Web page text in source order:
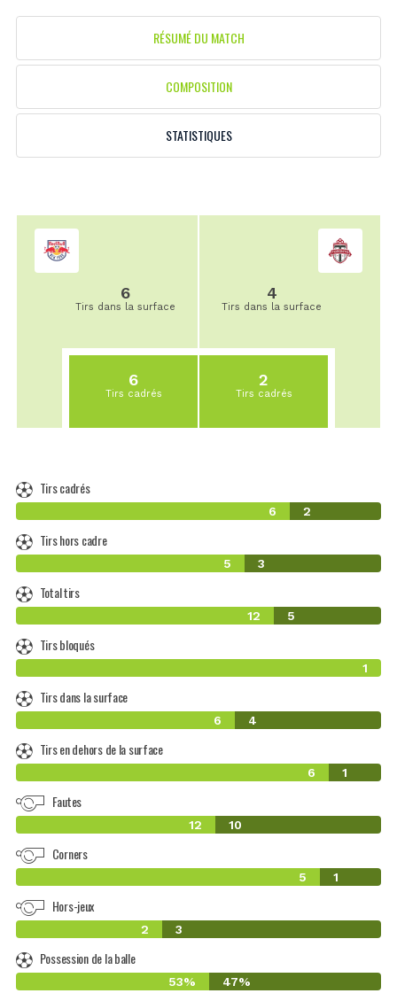
RÉSUMÉ DU MATCH
COMPOSITION
STATISTIQUES
6
Tirs dans la surface
6
Tirs cadrés
4
Tirs dans la surface
2
Tirs cadrés
Tirs cadrés
6 2
Tirs hors cadre
5 3
Total tirs
12 5
Tirs bloqués
1
Tirs dans la surface
6 4
Tirs en dehors de la surface
6 1
Fautes
12 10
Corners
5 1
Hors-jeux
2 3
Possession de la balle
53% 47%